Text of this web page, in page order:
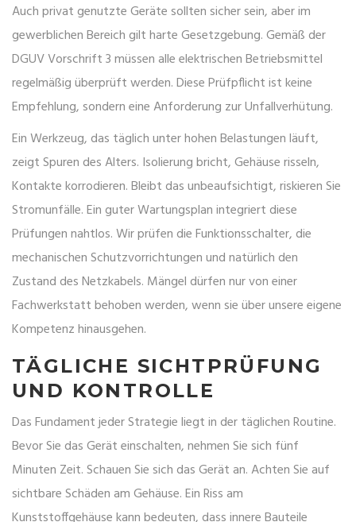
Auch privat genutzte Geräte sollten sicher sein, aber im
gewerblichen Bereich gilt harte Gesetzgebung. Gemäß der
DGUV Vorschrift 3müssen alle elektrischen Betriebsmittel
regelmäßig überprüft werden. Diese Prüfpflicht ist keine
Empfehlung, sondern eine Anforderung zur Unfallverhütung.
Ein Werkzeug, das täglich unter hohen Belastungen läuft,
zeigt Spuren des Alters. Isolierung bricht, Gehäuse risseln,
Kontakte korrodieren. Bleibt das unbeaufsichtigt, riskieren Sie
Stromunfälle. Ein guter Wartungsplan integriert diese
Prüfungen nahtlos. Wir prüfen die Funktionsschalter, die
mechanischen Schutzvorrichtungen und natürlich den
Zustand des Netzkabels. Mängel dürfen nur von einer
Fachwerkstatt behoben werden, wenn sie über unsere eigene
Kompetenz hinausgehen.
TÄGLICHE SICHTPRÜFUNG
UND KONTROLLE
Das Fundament jeder Strategie liegt in der täglichen Routine.
Bevor Sie das Gerät einschalten, nehmen Sie sich fünf
Minuten Zeit. Schauen Sie sich das Gerät an. Achten Sie auf
sichtbare Schäden am Gehäuse. Ein Riss am